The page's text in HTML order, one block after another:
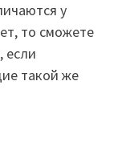
у
то сможете
если
такой же